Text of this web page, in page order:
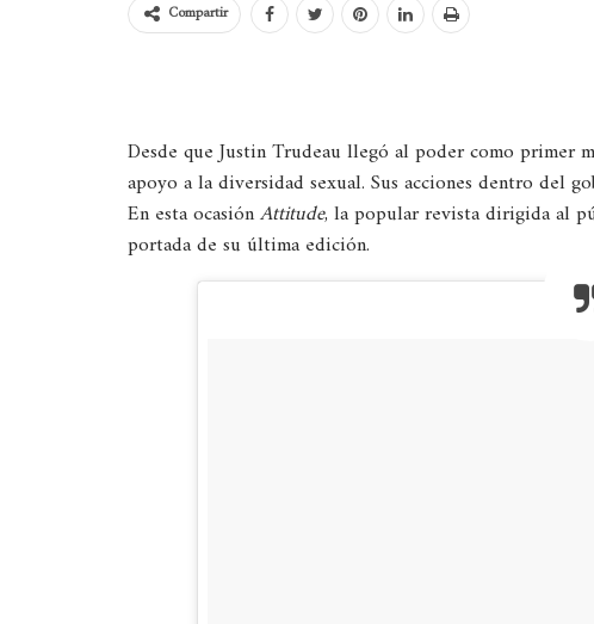
Compartir
Desde que Justin Trudeau llegó al poder como primer
apoyo a la diversidad sexual. Sus acciones dentro del
En esta ocasiónAttitude, la popular revista dirigida al
portada de su última edición.